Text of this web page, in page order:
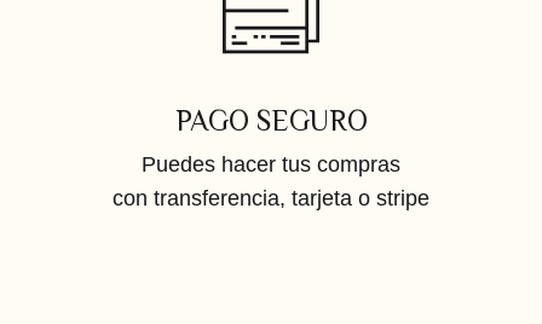
PAGO SEGURO
Puedes hacer tus compras
con transferencia, tarjeta o stripe